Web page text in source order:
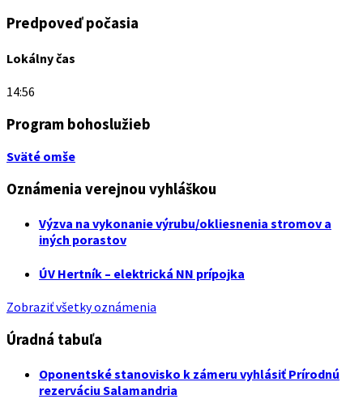
Predpoveď počasia
Lokálny čas
14:56
Program bohoslužieb
Sväté omše
Oznámenia verejnou vyhláškou
Výzva na vykonanie výrubu/okliesnenia stromov a
iných porastov
ÚV Hertník – elektrická NN prípojka
Zobraziť všetky oznámenia
Úradná tabuľa
Oponentské stanovisko k zámeru vyhlásiť Prírodnú
rezerváciu Salamandria